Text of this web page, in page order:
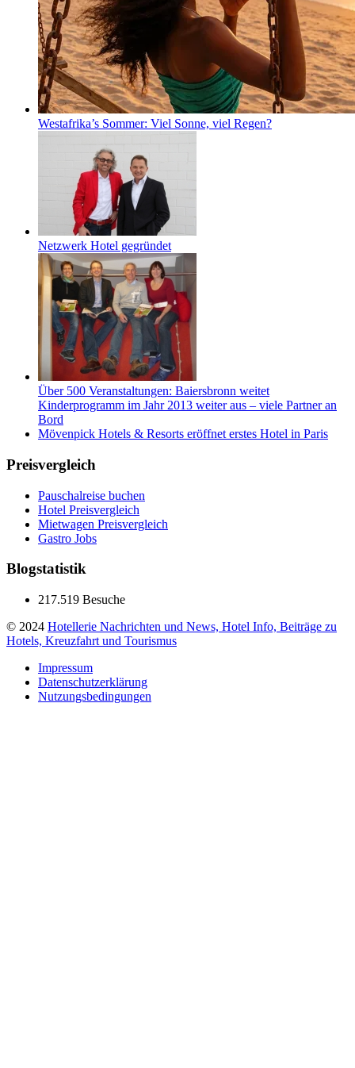
Westafrika’s Sommer: Viel Sonne, viel Regen?
Netzwerk Hotel gegründet
Über 500 Veranstaltungen: Baiersbronn weitet
Kinderprogramm im Jahr 2013 weiter aus – viele Partner an
Bord
Mövenpick Hotels & Resorts eröffnet erstes Hotel in Paris
Preisvergleich
Pauschalreise buchen
Hotel Preisvergleich
Mietwagen Preisvergleich
Gastro Jobs
Blogstatistik
217.519 Besuche
© 2024 Hotellerie Nachrichten und News, Hotel Info, Beiträge zu
Hotels, Kreuzfahrt und Tourismus
Impressum
Datenschutzerklärung
Nutzungsbedingungen